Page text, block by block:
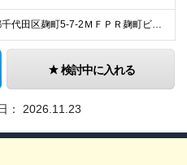
■本社 東京都千代田区麹町5-7-2ＭＦＰＲ麹町ビル3階 ＜アクセス＞ 東京メトロ有楽町線麹町駅 徒歩5分 東京メトロ有楽町線永田町駅 徒歩7分 JR中央線四ツ谷駅 徒歩9分
検討中に入れる
： 2026.11.23